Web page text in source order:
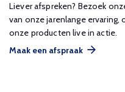
Liever afspreken? Bezoek
van onze jarenlange
onze producten live in actie.
Maak een afspraak